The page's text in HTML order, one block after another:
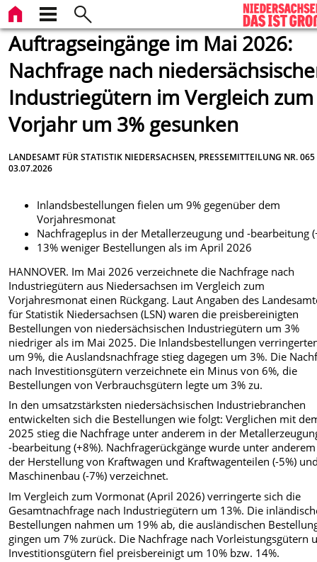
Auftragseingänge im Mai 2026:
Nachfrage nach
Industriegütern im Vergleich zum
Vorjahr um 3% gesunken
LANDESAMT FÜR STATISTIK NIEDERSACHSEN, PRESSEMITTEILUNG NR.
03.07.2026
Inlandsbestellungen fielen um 9% gegenüber dem
Vorjahresmonat
Nachfrageplus in der Metallerzeugung und -bearbeitung
13% weniger Bestellungen als im April 2026
HANNOVER. Im Mai 2026 verzeichnete die Nachfrage nach
Industriegütern aus Niedersachsen im Vergleich zum
Vorjahresmonat einen Rückgang. Laut Angaben des
für Statistik Niedersachsen (LSN) waren die preisbereinigten
Bestellungen von niedersächsischen Industriegütern um 3%
niedriger als im Mai 2025. Die Inlandsbestellungen
um 9%, die Auslandsnachfrage stieg dagegen um 3%. Die
nach Investitionsgütern verzeichnete ein Minus von 6%, die
Bestellungen von Verbrauchsgütern legte um 3% zu.
In den umsatzstärksten niedersächsischen Industriebranchen
entwickelten sich die Bestellungen wie folgt: Verglichen mit
2025 stieg die Nachfrage unter anderem in der
-bearbeitung (+8%). Nachfragerückgänge wurde unter
der Herstellung von Kraftwagen und Kraftwagenteilen (-5%)
Maschinenbau (-7%) verzeichnet.
Im Vergleich zum Vormonat (April 2026) verringerte sich die
Gesamtnachfrage nach Industriegütern um 13%. Die
Bestellungen nahmen um 19% ab, die ausländischen
gingen um 7% zurück. Die Nachfrage nach Vorleistungsgütern
Investitionsgütern fiel preisbereinigt um 10% bzw. 14%.